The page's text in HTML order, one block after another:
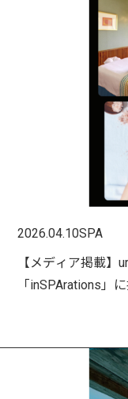
2026.04.10SPA
【メディア掲載】
「inSPArations」